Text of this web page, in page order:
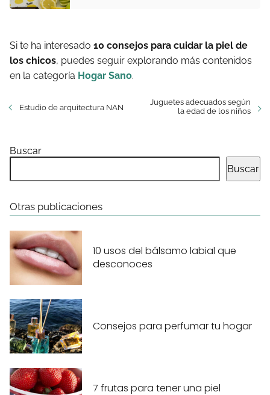
Si te ha interesado 10 consejos para cuidar la piel de
los chicos, puedes seguir explorando más contenidos
en la categoría Hogar Sano.
Estudio de arquitectura NAN
Juguetes adecuados según
la edad de los niños
Buscar
Buscar
Otras publicaciones
10 usos del bálsamo labial que
desconoces
Consejos para perfumar tu hogar
7 frutas para tener una piel